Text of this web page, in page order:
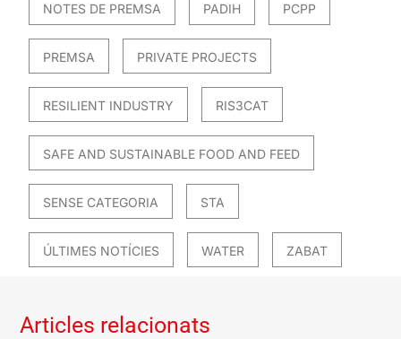
NOTES DE PREMSA PADIH PCPP
PREMSA PRIVATE PROJECTS
RESILIENT INDUSTRY RIS3CAT
SAFE AND SUSTAINABLE FOOD AND FEED
SENSE CATEGORIA STA
ÚLTIMES NOTÍCIES WATER ZABAT
Articles relacionats